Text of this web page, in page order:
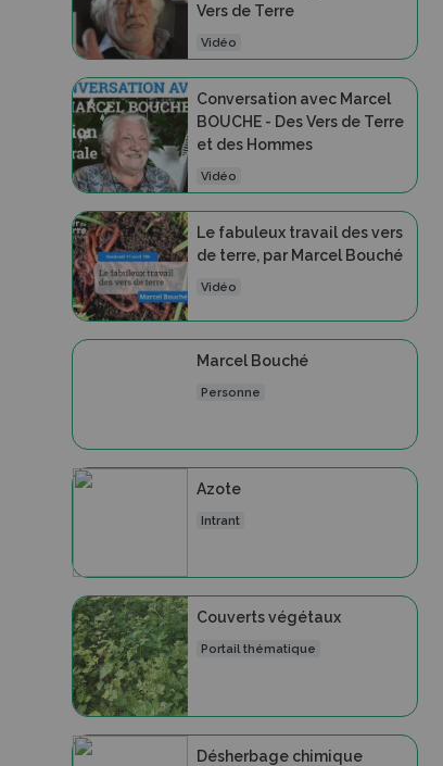
Vers de Terre
Vidéo
Conversation avec Marcel
BOUCHE - Des Vers de Terre
et des Hommes
Vidéo
Le fabuleux travail des vers
de terre, par Marcel Bouché
Vidéo
Marcel Bouché
Personne
Azote
Intrant
Couverts végétaux
Portail thématique
Désherbage chimique